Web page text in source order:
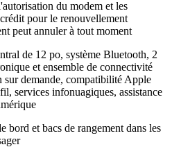
du modem et les
pour le renouvellement
peut annuler à tout moment
de 12 po, système Bluetooth, 2
et ensemble de connectivité
demande, compatibilité Apple
services infonuagiques, assistance
bord et bacs de rangement dans les